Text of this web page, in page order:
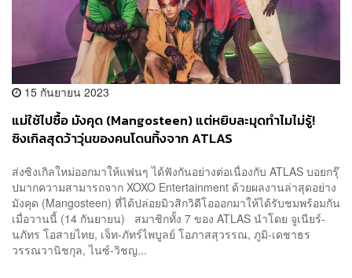
15 กันยายน 2023
แม่ใช้ไปซื้อ มังคุด (Mangosteen) แต่หยิบละมุดทำไมไม่รู้!
ซิงเกิลสุดว้าวุ่นของคนโดนทิ้งจาก ATLAS
ส่งซิงเกิลใหม่ออกมาให้แฟนๆ ได้ฟังกันอย่างต่อเนื่องกับ ATLAS บอยกรุ๊
ปมากความสามารถจาก XOXO Entertainment ด้วยผลงานล่าสุดอย่าง
มังคุด (Mangosteen) ที่ได้ปล่อยมิวสิกวิดีโอออกมาให้ได้รับชมพร้อมกัน
เมื่อวานนี้ (14 กันยายน) สมาชิกทั้ง 7 ของ ATLAS นำโดย จูเนียร์-
นภัทร โอสายไทย, เจ็ท-ภัทร์ไพบูลย์ โอภาสสุวรรณ, ภูมิ-เดชาธร
วรรณวานิชกุล, ไนซ์-วิชญ...